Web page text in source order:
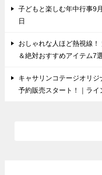
子どもと楽しむ年中行事9
日
おしゃれな人ほど熱視線
＆絶対おすすめアイテム7
キャサリンコテージオリ
予約販売スタート！｜ライ